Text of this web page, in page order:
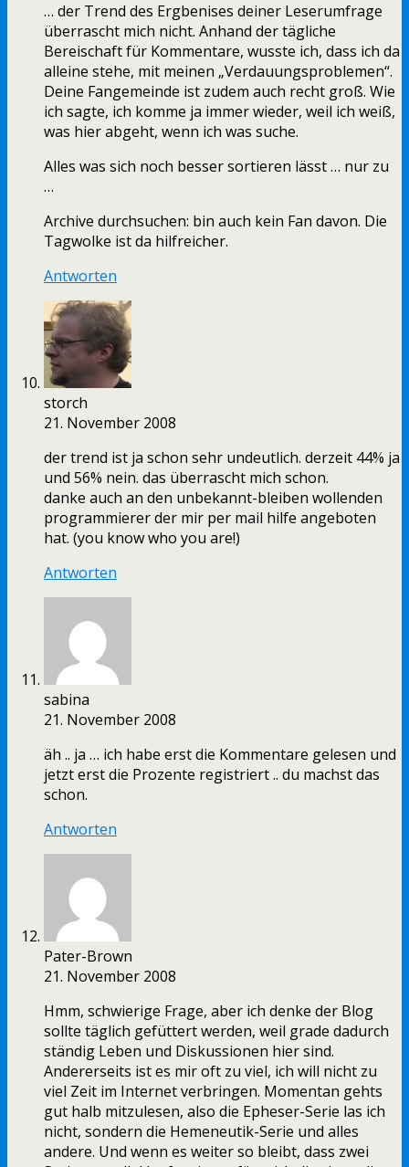
… der Trend des Ergbenises deiner Leserumfrage
überrascht mich nicht. Anhand der tägliche
Bereischaft für Kommentare, wusste ich, dass ich da
alleine stehe, mit meinen „Verdauungsproblemen“.
Deine Fangemeinde ist zudem auch recht groß. Wie
ich sagte, ich komme ja immer wieder, weil ich weiß,
was hier abgeht, wenn ich was suche.
Alles was sich noch besser sortieren lässt … nur zu
…
Archive durchsuchen: bin auch kein Fan davon. Die
Tagwolke ist da hilfreicher.
Antworten
storch
21. November 2008
der trend ist ja schon sehr undeutlich. derzeit 44% ja
und 56% nein. das überrascht mich schon.
danke auch an den unbekannt-bleiben wollenden
programmierer der mir per mail hilfe angeboten
hat. (you know who you are!)
Antworten
sabina
21. November 2008
äh .. ja … ich habe erst die Kommentare gelesen und
jetzt erst die Prozente registriert .. du machst das
schon.
Antworten
Pater-Brown
21. November 2008
Hmm, schwierige Frage, aber ich denke der Blog
sollte täglich gefüttert werden, weil grade dadurch
ständig Leben und Diskussionen hier sind.
Andererseits ist es mir oft zu viel, ich will nicht zu
viel Zeit im Internet verbringen. Momentan gehts
gut halb mitzulesen, also die Epheser-Serie las ich
nicht, sondern die Hemeneutik-Serie und alles
andere. Und wenn es weiter so bleibt, dass zwei